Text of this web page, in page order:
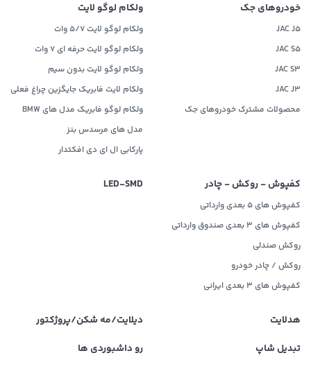
خودروهای جک
JAC J5
JAC S5
JAC S3
JAC J3
محصولات مشترک خودروهای جک
ولکام لوگو لایت
ولکام لوگو لایت 5/7 وات
ولکام لوگو لایت حرفه ای 7 وات
ولکام لوگو لایت بدون سیم
ولکام لایت فابریک جایگزین چراغ فعلی
ولکام لوگو فابریک مدل های BMW
مدل های مرسدس بنز
پارکابی ال ای دی افکتدار
کفپوش - روکش - چادر
کفپوش های 5 بعدی وارداتی
کفپوش های 3 بعدی صندوق وارداتی
روکش صندلی
روکش / چادر خودرو
کفپوش های ۳ بعدی ایرانی
LED‌-SMD
هدلایت
دیلایت/مه شکن/پروژکتور
تبدیل شاپ
رو داشبوردی ها